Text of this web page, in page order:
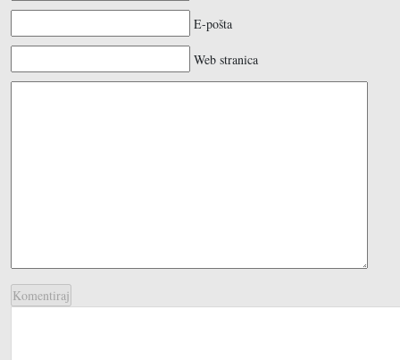
E-pošta
Web stranica